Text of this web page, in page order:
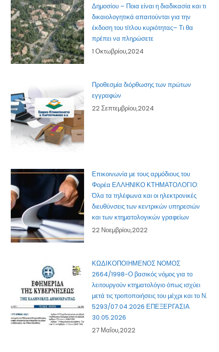
Δημοσίου – Ποια είναι η διαδικασία και τι
δικαιολογητικά απαιτούνται για την
έκδοση του τίτλου κυριότητας– Τι θα
πρέπει να πληρώσετε
1 Οκτωβρίου,2024
Προθεσμία διόρθωσης των πρώτων
εγγραφών
22 Σεπτεμβρίου,2024
Επικοινωνία με τους αρμόδιους του
Φορέα ΕΛΛΗΝΙΚΟ ΚΤΗΜΑΤΟΛΟΓΙΟ:
Όλα τα τηλέφωνα και οι ηλεκτρονικές
διευθύνσεις των κεντρικών υπηρεσιών
και των κτηματολογικών γραφείων
22 Νοεμβρίου,2022
ΚΩΔΙΚΟΠΟΙΗΜΕΝΟΣ ΝΟΜΟΣ
2664/1998-Ο βασικός νόμος για το
λειτουργούν κτηματολόγιο όπως ισχύει
μετά τις τροποποιήσεις του μέχρι και το Ν.
5293/07.04.2026 ΕΠΕΞΕΡΓΑΣΙΑ
30.05.2026
27 Μαΐου,2022